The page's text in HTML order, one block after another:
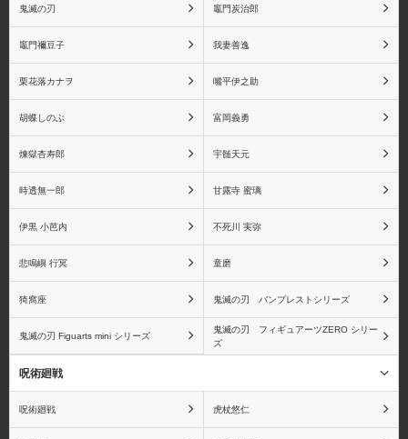
鬼滅の刃 竈門炭治郎
竈門禰󠄀豆子 我妻善逸
栗花落カナヲ 嘴平伊之助
胡蝶しのぶ 富岡義勇
煉獄杏寿郎 宇髄天元
時透無一郎 甘露寺 蜜璃
伊黒 小芭内 不死川 実弥
悲鳴嶼 行冥 童磨
猗窩座 鬼滅の刃 バンプレストシリーズ
鬼滅の刃 Figuarts mini シリーズ
鬼滅の刃 フィギュアーツZERO シリー
ズ
呪術廻戦
呪術廻戦 虎杖悠仁